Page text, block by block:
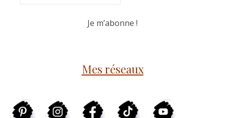
Mes réseaux